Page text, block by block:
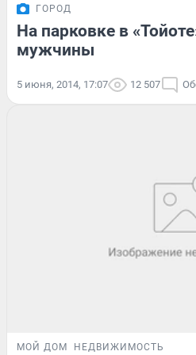
ГОРОД
На парковке в
мужчины
5 июня, 2014, 17:07 12 507
МОЙ ДОМ НЕДВИЖИМОСТЬ